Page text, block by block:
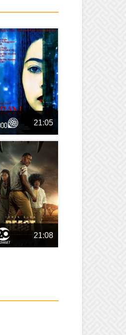
21:05
21:08